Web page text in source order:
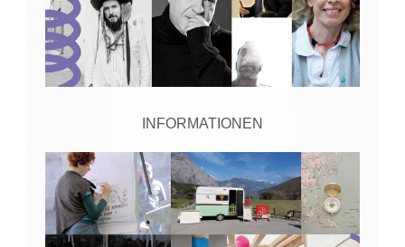
INFORMATIONEN